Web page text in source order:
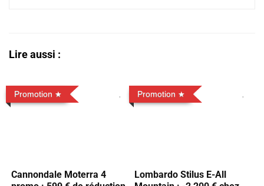
Lire aussi :
Promotion
Cannondale Moterra 4
Promotion
Lombardo Stilus E-All